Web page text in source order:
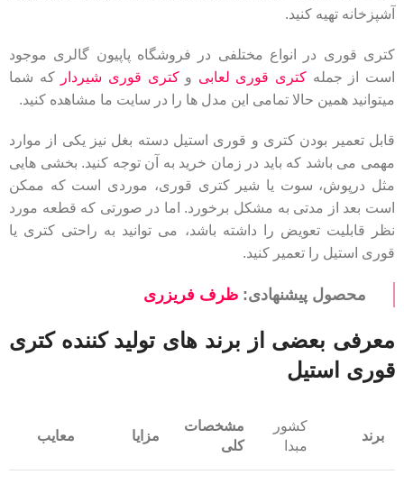
آشپزخانه تهیه کنید.
کتری قوری در انواع مختلفی در فروشگاه پاپیون گالری موجود
است از جمله کتری قوری لعابی وکتری قوری شیردار
که شما
میتوانید همین حالا تمامی این مدل ها را در سایت ما مشاهده کنید.
قابل تعمیر بودن کتری و قوری استیل دسته بغل نیز یکی از موارد
مهمی می باشد که باید در زمان خرید به آن توجه کنید. بخشی هایی
مثل درپوش، سوت یا شیر کتری قوری، موردی است که ممکن
است بعد از مدتی به مشکل برخورد. اما در صورتی که قطعه مورد
نظر قابلیت تعویض را داشته باشد، می توانید به راحتی کتری یا
قوری استیل را تعمیر کنید.
محصول پیشنهادی: ظرف فریزری
معرفی بعضی از برند های تولید کننده کتری
قوری استیل
برند
کشور
مبدا
مشخصات
کلی
مزایا معایب